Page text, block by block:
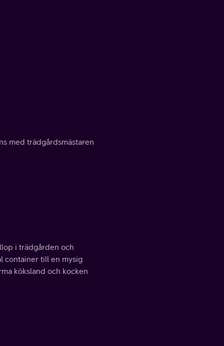
med trädgårdsmästaren
i trädgården och
container till en mysig
köksland och kocken